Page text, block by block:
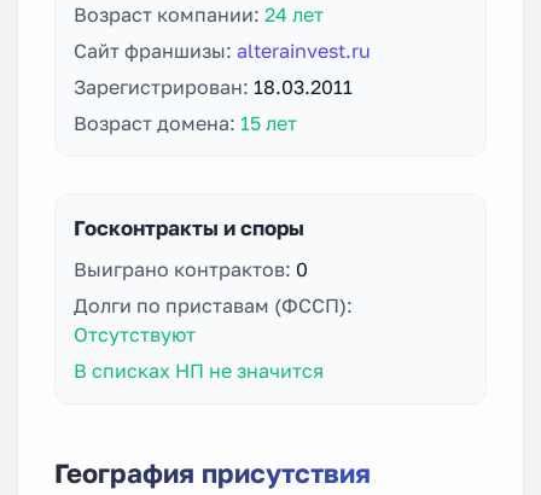
Возраст компании: 24 лет
Сайт франшизы: alterainvest.ru
Зарегистрирован: 18.03.2011
Возраст домена: 15 лет
Госконтракты и споры
Выиграно контрактов: 0
Долги по приставам (ФССП):
Отсутствуют
В списках НП не значится
География присутствия